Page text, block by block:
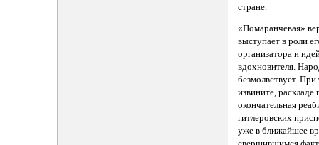
стране.
«Помаранчевая»
выступает в роли
организатора и
вдохновителя.
безмолвствует. При
извините, раскладе
окончательная
гитлеровских
уже в ближайшее